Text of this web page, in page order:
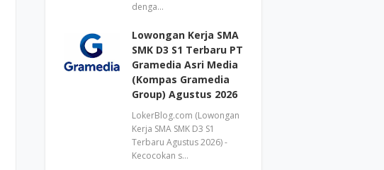
denga…
Lowongan Kerja SMA
SMK D3 S1 Terbaru PT
Gramedia Asri Media
(Kompas Gramedia
Group) Agustus 2026
LokerBlog.com (Lowongan
Kerja SMA SMK D3 S1
Terbaru Agustus 2026) -
Kecocokan s…